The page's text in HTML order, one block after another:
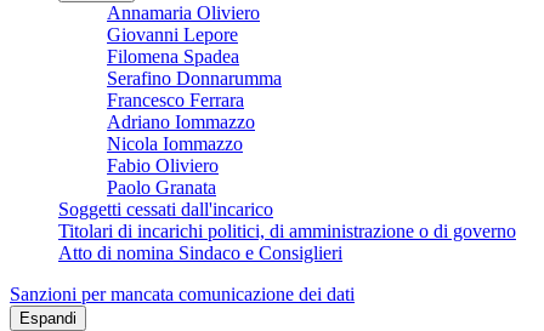
Annamaria Oliviero
Giovanni Lepore
Filomena Spadea
Serafino Donnarumma
Francesco Ferrara
Adriano Iommazzo
Nicola Iommazzo
Fabio Oliviero
Paolo Granata
Soggetti cessati dall'incarico
Titolari di incarichi politici, di amministrazione o di governo
Atto di nomina Sindaco e Consiglieri
Sanzioni per mancata comunicazione dei dati
Espandi